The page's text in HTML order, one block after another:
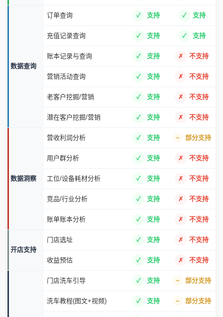
数据查询
订单查询 支持 支持
充值记录查询 支持 支持
账本记录与查询 支持 不支持
营销活动查询 支持 不支持
老客户挖掘/营销 支持 不支持
潜在客户挖掘/营销 支持 不支持
数据洞察
营收利润分析 支持 部分支持
用户群分析 支持 不支持
工位/设备耗材分析 支持 不支持
竞品/行业分析 支持 不支持
账单账本分析 支持 不支持
开店支持
门店选址 支持 不支持
收益预估 支持 不支持
门店洗车引导 支持 部分支持
洗车教程(图文+视频) 支持 部分支持